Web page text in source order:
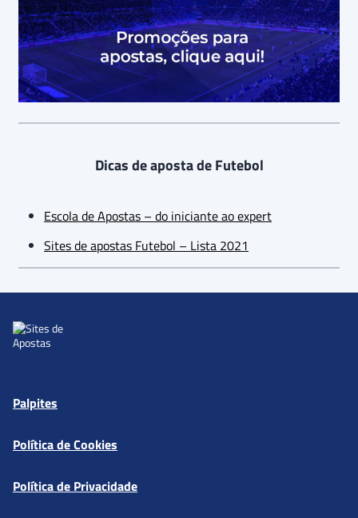
Dicas de aposta de Futebol
Escola de Apostas – do iniciante ao expert
Sites de apostas Futebol – Lista 2021
Palpites
Política de Cookies
Política de Privacidade